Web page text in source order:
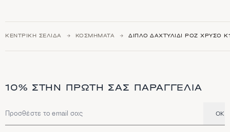
ΚΕΝΤΡΙΚΉ ΣΕΛΊΔΑ ΚΟΣΜΉΜΑΤΑ ΔΙΠΛΌ ΔΑΧΤΥΛΊΔΙ ΡΟΖ ΧΡΥΣΌ
10% ΣΤΗΝ ΠΡΏΤΗ ΣΑΣ ΠΑΡΑΓΓΕΛΊΑ
Διεύθυνση email OK